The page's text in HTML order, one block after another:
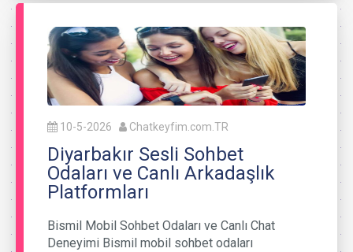
10-5-2026 Chatkeyfim.com.TR
Diyarbakır Sesli Sohbet
Odaları ve Canlı Arkadaşlık
Platformları
Bismil Mobil Sohbet Odaları ve Canlı Chat
Deneyimi Bismil mobil sohbet odaları